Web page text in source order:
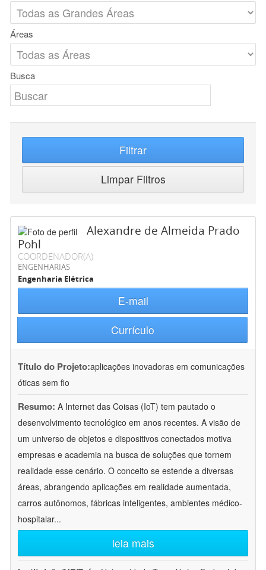
Áreas
Busca
Filtrar
Limpar Filtros
Alexandre de Almeida Prado
Pohl
COORDENADOR(A)
ENGENHARIAS
Engenharia Elétrica
E-mail
Currículo
Título do Projeto:aplicações inovadoras em comunicações
óticas sem fio
Resumo: A Internet das Coisas (IoT) tem pautado o
desenvolvimento tecnológico em anos recentes. A visão de
um universo de objetos e dispositivos conectados motiva
empresas e academia na busca de soluções que tornem
realidade esse cenário. O conceito se estende a diversas
áreas, abrangendo aplicações em realidade aumentada,
carros autônomos, fábricas inteligentes, ambientes médico-
hospitalar...
leia mais